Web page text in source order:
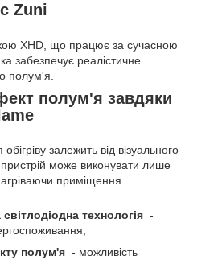
технологія -
полум'я - можливість
залежить від візуального
може виконувати лише
приміщення.
полум'я завдяки
XHD, що працює за сучасною
забезпечує реалістичне
полум'я.
Zuni